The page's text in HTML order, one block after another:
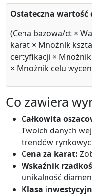
Ostateczna wartość
(Cena bazowa/ct ×
karat × Mnożnik
certyfikacji ×
× Mnożnik celu
Co zawiera
Całkowita
Twoich danych
trendów
Cena za karat:
Wskaźnik
unikalność
Klasa